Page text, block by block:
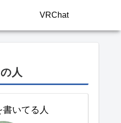
VRChat
人
書いてる人